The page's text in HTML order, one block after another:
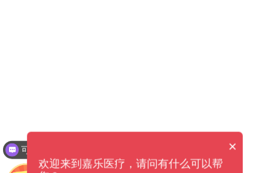
×
欢迎来到嘉乐医疗，请问有什么可以帮